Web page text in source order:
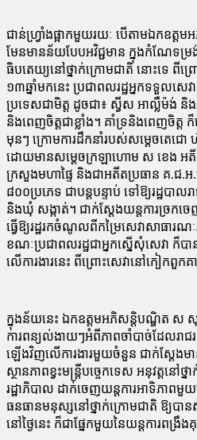
ជាន់ហ្រ្វាំងផ្អាកមួយរយៈ បើតាមឯកឧត្
មែនមានន័យបែបអវិជ្ជមាន ក្នុងកំណែទម្រ
ធិបតេយ្យនៅថ្នាក់ក្រោមជាតិ នោះទេ ពីព្រ
១៣ឆ្នាំមកនេះ ប្រជាពលរដ្ឋអ្នកទទួលសេវា
ប្រទេសជាមិត្ត ដូចជា៖ ស្វីស អាល្លឺម៉ង់ និង
និងពេញចិត្តជាខ្លាំង។ គាំទ្រនិងពេញចិត្ត
មុនៗ ក្រោមការដឹកនាំរបស់សម្ដេចតេជោ
ដោយមានសម្ដេចក្រឡាហោម ស ខេង អតីតឧ
ក្រសួងមហាផ្ទៃ និងជាអតីតប្រធាន គ.ជ.អ.
៨០០ប្រភេទ ជាបន្តបន្ទាប់ ទៅឱ្យរដ្ឋបាល
និងឃុំ សង្កាត់។ ជាក់ស្ដែងយន្តការច្រ
ធ្វើឱ្យរដ្ឋរកចំណូលពីកម្រៃសេវាសាធារណៈ
ខណៈប្រជាពលរដ្ឋជាអ្នកស្នើសុំសេវា ក៏ប
លើការងារនេះ ពីព្រោះសេវានៅកៀកពួក
ក្នុងន័យនេះ ឯកឧត្តមអភិសន្តិបណ្ឌិត ស សុ
ការពន្យល់ងាយៗអំពីភាពចាំបាច់ដែលរាជរ
ឡើងវិញលើការងារមួយចំនួន ជាក់ស្ដែងមាន
ស្ថានភាពខ្វះមន្រ្តីបច្ចេកទេស អនុវត្តនៅថ្
រដ្ឋាភិបាល ដាក់ចេញយន្តការអាទិភាព
ធនធានមនុស្សនៅថ្នាក់ក្រោមជាតិ ឱ្យបា
នៅថ្ងៃនេះ ក៏ជាផ្នែកមួយនៃយន្តការពង្